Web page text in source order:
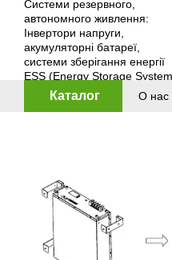
Перейти к основному контенту
Каталог О нас